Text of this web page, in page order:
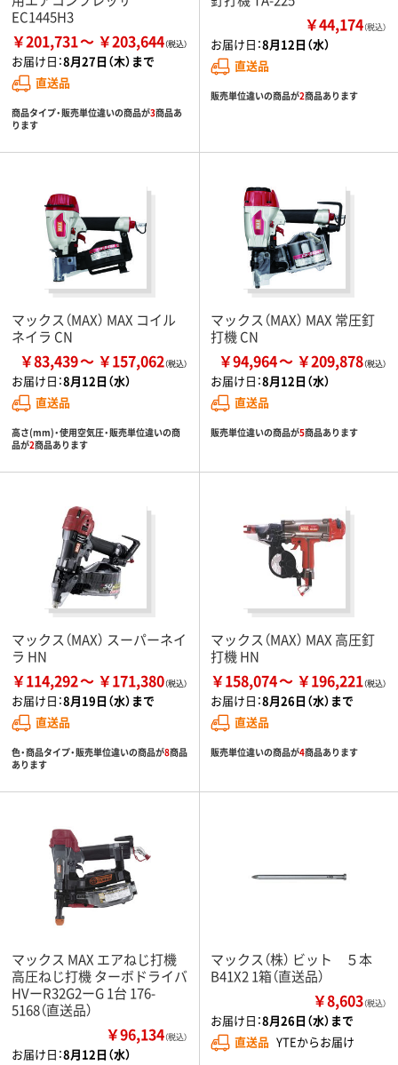
EC1445H3
￥201,731 ￥203,644
お届け日：8月27日（木）まで
直送品
商品タイプ・販売単位違いの商品が3商品あ
ります
￥44,174（税込）
お届け日：8月12日（水）
直送品
販売単位違いの商品が2商品あります
マックス（MAX） MAX コイル
ネイラ CN
￥83,439 ￥157,062
お届け日：8月12日（水）
直送品
高さ(mm)・使用空気圧・販売単位違いの商
品が2商品あります
マックス（MAX） MAX 常圧釘
打機 CN
￥94,964 ￥209,878
お届け日：8月12日（水）
直送品
販売単位違いの商品が5商品あります
マックス（MAX） スーパーネイ
ラ HN
￥114,292 ￥171,380
お届け日：8月19日（水）まで
直送品
色・商品タイプ・販売単位違いの商品が8商品
あります
マックス（MAX） MAX 高圧釘
打機 HN
￥158,074 ￥196,221
お届け日：8月26日（水）まで
直送品
販売単位違いの商品が4商品あります
マックス MAX エアねじ打機
高圧ねじ打機 ターボドライバ
HVーR32G2ーG 1台 176-
5168（直送品）
￥96,134（税込）
お届け日：8月12日（水）
マックス（株） ビット ５本
B41X2 1箱（直送品）
￥8,603（税込）
お届け日：8月26日（水）まで
直送品 YTEからお届け